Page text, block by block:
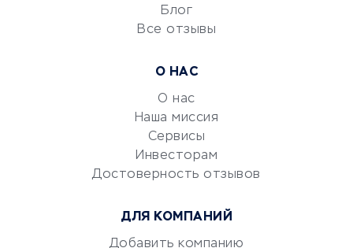
УСЛУГИ ДЛЯ БИЗНЕСА
документооборот
Консалтинговые компании
Аудиторские компании
Блог
Все отзывы
О НАС
О нас
Наша миссия
Сервисы
Инвесторам
Достоверность отзывов
ДЛЯ КОМПАНИЙ
Добавить компанию